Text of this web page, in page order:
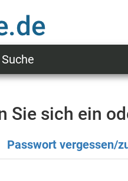
Suche
Sie sich ein
Passwort vergessen/